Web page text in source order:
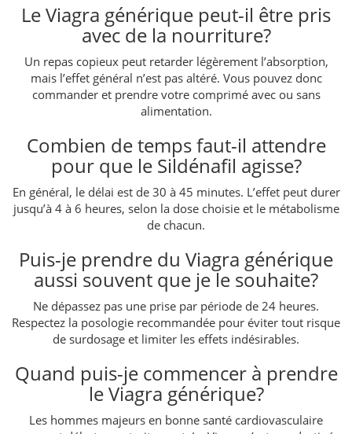
Le Viagra générique peut-il être pris
avec de la nourriture?
Un repas copieux peut retarder légèrement l’absorption,
mais l’effet général n’est pas altéré. Vous pouvez donc
commander et prendre votre comprimé avec ou sans
alimentation.
Combien de temps faut-il attendre
pour que le Sildénafil agisse?
En général, le délai est de 30 à 45 minutes. L’effet peut durer
jusqu’à 4 à 6 heures, selon la dose choisie et le métabolisme
de chacun.
Puis-je prendre du Viagra générique
aussi souvent que je le souhaite?
Ne dépassez pas une prise par période de 24 heures.
Respectez la posologie recommandée pour éviter tout risque
de surdosage et limiter les effets indésirables.
Quand puis-je commencer à prendre
le Viagra générique?
Les hommes majeurs en bonne santé cardiovasculaire